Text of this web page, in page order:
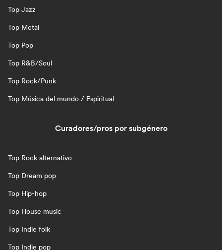
Top Jazz
Top Metal
Top Pop
Top R&B/Soul
Top Rock/Punk
Top Música del mundo / Espiritual
Curadores/pros por subgénero
Top Rock alternativo
Top Dream pop
Top Hip-hop
Top House music
Top Indie folk
Top Indie pop